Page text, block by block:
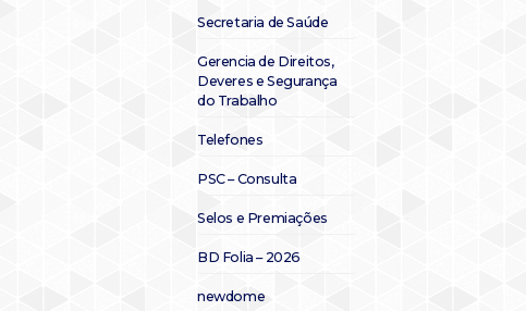
Secretaria de Saúde
Gerencia de Direitos,
Deveres e Segurança
do Trabalho
Telefones
PSC – Consulta
Selos e Premiações
BD Folia – 2026
newdome